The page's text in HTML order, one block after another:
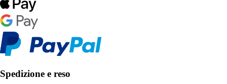
Spedizione e reso